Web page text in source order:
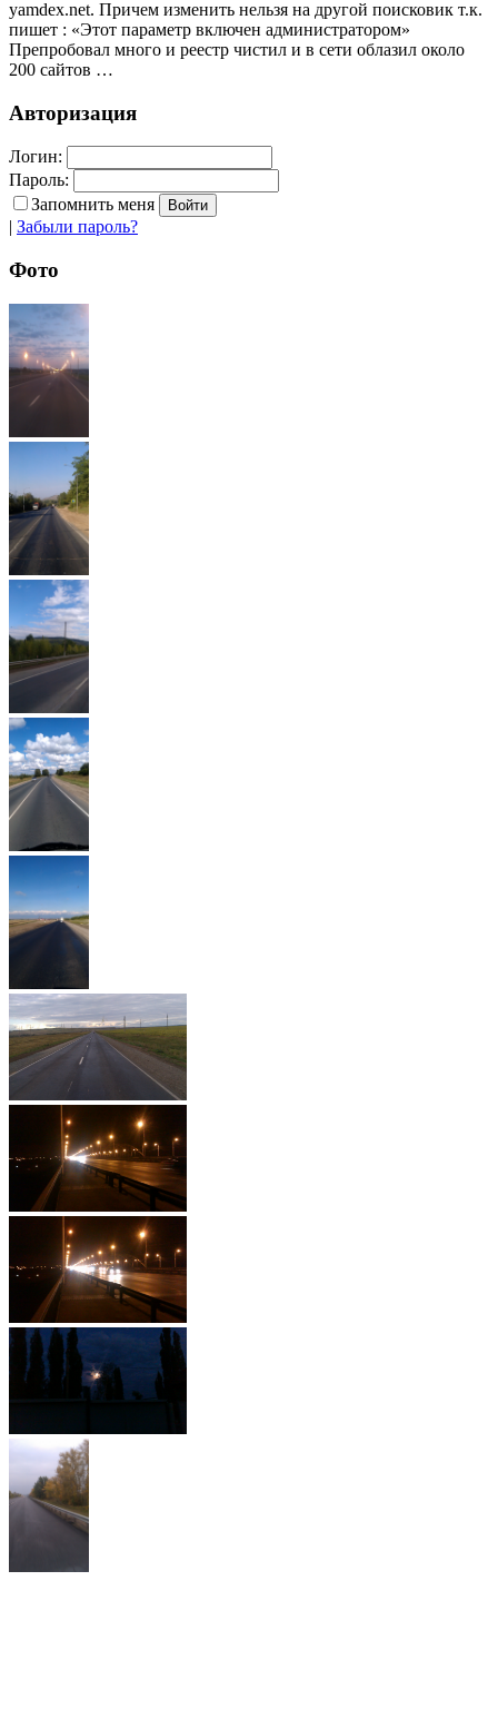
yamdex.net. Причем изменить нельзя на другой поисковик т.к.
пишет : «Этот параметр включен администратором»
Препробовал много и реестр чистил и в сети облазил около
200 сайтов …
Авторизация
Логин:
Пароль:
Запомнить меня
Забыли пароль?
Фото